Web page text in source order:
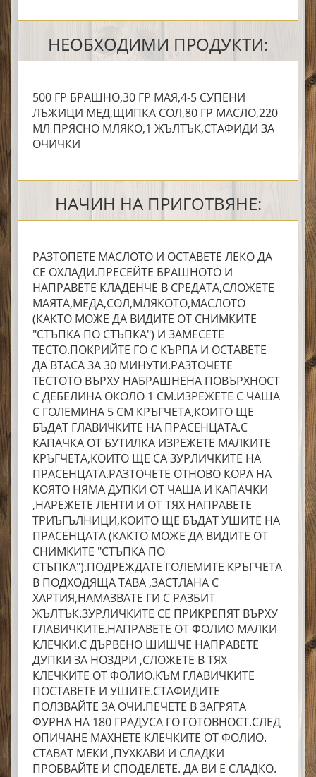
НЕОБХОДИМИ ПРОДУКТИ:
500 ГР БРАШНО,30 ГР МАЯ,4-5 СУПЕНИ
ЛЪЖИЦИ МЕД,ЩИПКА СОЛ,80 ГР МАСЛО,220
МЛ ПРЯСНО МЛЯКО,1 ЖЪЛТЪК,СТАФИДИ ЗА
ОЧИЧКИ
НАЧИН НА ПРИГОТВЯНЕ:
РАЗТОПЕТЕ МАСЛОТО И ОСТАВЕТЕ ЛЕКО ДА
СЕ ОХЛАДИ.ПРЕСЕЙТЕ БРАШНОТО И
НАПРАВЕТЕ КЛАДЕНЧЕ В СРЕДАТА,СЛОЖЕТЕ
МАЯТА,МЕДА,СОЛ,МЛЯКОТО,МАСЛОТО
(КАКТО МОЖЕ ДА ВИДИТЕ ОТ СНИМКИТЕ
"СТЪПКА ПО СТЪПКА") И ЗАМЕСЕТЕ
ТЕСТО.ПОКРИЙТЕ ГО С КЪРПА И ОСТАВЕТЕ
ДА ВТАСА ЗА 30 МИНУТИ.РАЗТОЧЕТЕ
ТЕСТОТО ВЪРХУ НАБРАШНЕНА ПОВЪРХНОСТ
С ДЕБЕЛИНА ОКОЛО 1 СМ.ИЗРЕЖЕТЕ С ЧАША
С ГОЛЕМИНА 5 СМ КРЪГЧЕТА,КОИТО ЩЕ
БЪДАТ ГЛАВИЧКИТЕ НА ПРАСЕНЦАТА.С
КАПАЧКА ОТ БУТИЛКА ИЗРЕЖЕТЕ МАЛКИТЕ
КРЪГЧЕТА,КОИТО ЩЕ СА ЗУРЛИЧКИТЕ НА
ПРАСЕНЦАТА.РАЗТОЧЕТЕ ОТНОВО КОРА НА
КОЯТО НЯМА ДУПКИ ОТ ЧАША И КАПАЧКИ
,НАРЕЖЕТЕ ЛЕНТИ И ОТ ТЯХ НАПРАВЕТЕ
ТРИЪГЪЛНИЦИ,КОИТО ЩЕ БЪДАТ УШИТЕ НА
ПРАСЕНЦАТА (КАКТО МОЖЕ ДА ВИДИТЕ ОТ
СНИМКИТЕ "СТЪПКА ПО
СТЪПКА").ПОДРЕЖДАТЕ ГОЛЕМИТЕ КРЪГЧЕТА
В ПОДХОДЯЩА ТАВА ,ЗАСТЛАНА С
ХАРТИЯ,НАМАЗВАТЕ ГИ С РАЗБИТ
ЖЪЛТЪК.ЗУРЛИЧКИТЕ СЕ ПРИКРЕПЯТ ВЪРХУ
ГЛАВИЧКИТЕ.НАПРАВЕТЕ ОТ ФОЛИО МАЛКИ
КЛЕЧКИ.С ДЪРВЕНО ШИШЧЕ НАПРАВЕТЕ
ДУПКИ ЗА НОЗДРИ ,СЛОЖЕТЕ В ТЯХ
КЛЕЧКИТЕ ОТ ФОЛИО.КЪМ ГЛАВИЧКИТЕ
ПОСТАВЕТЕ И УШИТЕ.СТАФИДИТЕ
ПОЛЗВАЙТЕ ЗА ОЧИ.ПЕЧЕТЕ В ЗАГРЯТА
ФУРНА НА 180 ГРАДУСА ГО ГОТОВНОСТ.СЛЕД
ОПИЧАНЕ МАХНЕТЕ КЛЕЧКИТЕ ОТ ФОЛИО.
СТАВАТ МЕКИ ,ПУХКАВИ И СЛАДКИ
ПРОБВАЙТЕ И СПОДЕЛЕТЕ. ДА ВИ Е СЛАДКО.